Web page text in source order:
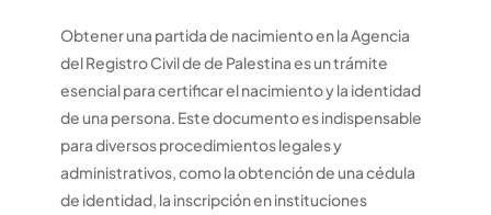
Obtener una partida de nacimiento en la Agencia
del Registro Civil de de Palestina es un trámite
esencial para certificar el nacimiento y la identidad
de una persona. Este documento es indispensable
para diversos procedimientos legales y
administrativos, como la obtención de una cédula
de identidad, la inscripción en instituciones